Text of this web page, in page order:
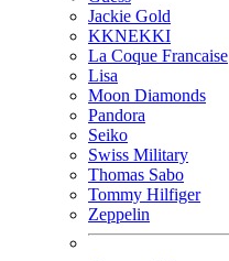
Jackie Gold
KKNEKKI
La Coque Francaise
Lisa
Moon Diamonds
Pandora
Seiko
Swiss Military
Thomas Sabo
Tommy Hilfiger
Zeppelin